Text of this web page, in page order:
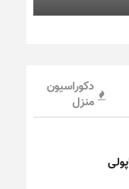
دکوراسیون
منزل